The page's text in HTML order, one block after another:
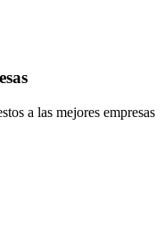
a las mejores empresas